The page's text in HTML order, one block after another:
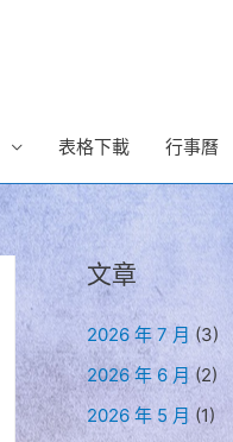
表格下載 行事曆
文章
2026 年 7 月 (3)
2026 年 6 月 (2)
2026 年 5 月 (1)